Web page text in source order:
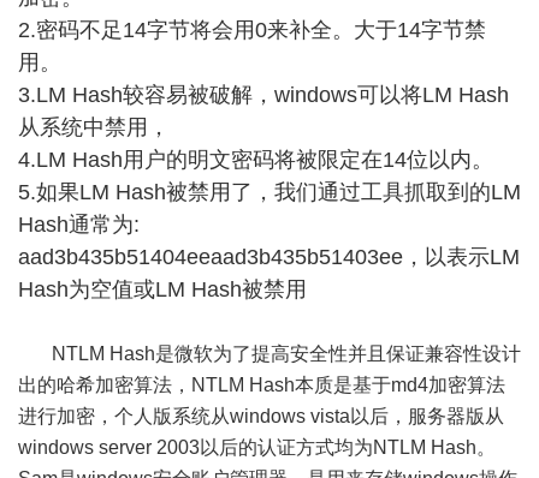
2.密码不足14字节将会用0来补全。大于14字节禁
用。
3.LM Hash较容易被破解，windows可以将LM Hash
从系统中禁用，
4.LM Hash用户的明文密码将被限定在14位以内。
5.如果LM Hash被禁用了，我们通过工具抓取到的LM
Hash通常为:
aad3b435b51404eeaad3b435b51403ee，以表示LM
Hash为空值或LM Hash被禁用
NTLM Hash是微软为了提高安全性并且保证兼容性设计
出的哈希加密算法，NTLM Hash本质是基于md4加密算法
进行加密，个人版系统从windows vista以后，服务器版从
windows server 2003以后的认证方式均为NTLM Hash。